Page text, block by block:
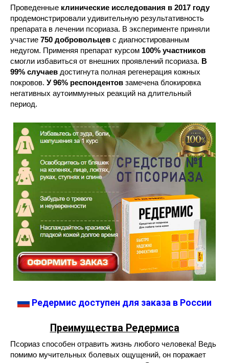
Проведенные клинические исследования в 2017 году
продемонстрировали удивительную результативность
препарата в лечении псориаза. В эксперименте приняли
участие 750 добровольцев с диагностированным
недугом. Применяя препарат курсом 100% участников
смогли избавиться от внешних проявлений псориаза. В
99% случаев достигнута полная регенерация кожных
покровов. У 96% респондентов замечена блокировка
негативных аутоиммунных реакций на длительный
период.
Редермис доступен для заказа в России
Преимущества Редермиса
Псориаз способен отравить жизнь любого человека! Ведь
помимо мучительных болевых ощущений, он поражает